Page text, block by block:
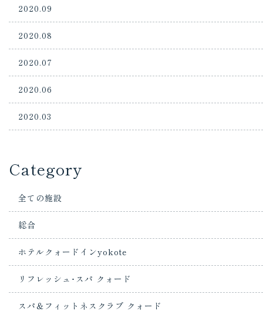
2020.09
2020.08
2020.07
2020.06
2020.03
Category
全ての施設
総合
ホテルクォードインyokote
リフレッシュ･スパ クォード
スパ＆フィットネスクラブ クォード